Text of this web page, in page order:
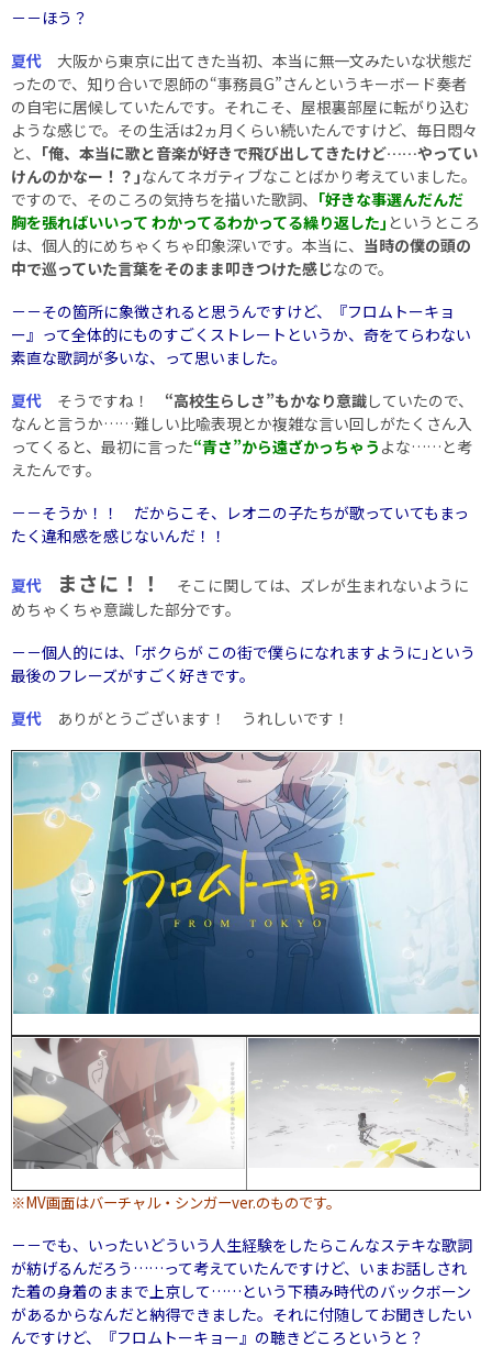
－－ほう？
夏代 大阪から東京に出てきた当初、本当に無一文みたいな状態だ
ったので、知り合いで恩師の“事務員G”さんというキーボード奏者
の自宅に居候していたんです。それこそ、屋根裏部屋に転がり込む
ような感じで。その生活は2ヵ月くらい続いたんですけど、毎日悶々
と、 ｢俺、本当に歌と音楽が好きで飛び出してきたけど……やってい
けんのかなー！？｣なんてネガティブなことばかり考えていました。
ですので、そのころの気持ちを描いた歌詞、 ｢好きな事選んだんだ
胸を張ればいいって わかってるわかってる繰り返した｣ というところ
は、個人的にめちゃくちゃ印象深いです。本当に、 当時の僕の頭の
中で巡っていた言葉をそのまま叩きつけた感じなので。
－－その箇所に象徴されると思うんですけど、『フロムトーキョ
ー』って全体的にものすごくストレートというか、奇をてらわない
素直な歌詞が多いな、って思いました。
夏代 そうですね！ “高校生らしさ”もかなり意識していたので、
なんと言うか……難しい比喩表現とか複雑な言い回しがたくさん入
ってくると、最初に言った“青さ”から遠ざかっちゃう よな……と考
えたんです。
－－そうか！！ だからこそ、レオニの子たちが歌っていてもまっ
たく違和感を感じないんだ！！
夏代 まさに！！
そこに関しては、ズレが生まれないように
めちゃくちゃ意識した部分です。
－－個人的には、｢ボクらが この街で僕らになれますように｣という
最後のフレーズがすごく好きです。
夏代 ありがとうございます！ うれしいです！
※MV画面はバーチャル・シンガーver.のものです。
－－でも、いったいどういう人生経験をしたらこんなステキな歌詞
が紡げるんだろう……って考えていたんですけど、いまお話しされ
た着の身着のままで上京して……という下積み時代のバックボーン
があるからなんだと納得できました。それに付随してお聞きしたい
んですけど、『フロムトーキョー』の聴きどころというと？